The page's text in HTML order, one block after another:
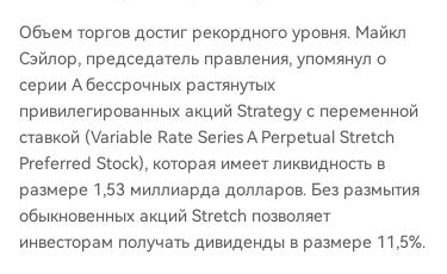
Объем торгов достиг рекордного уровня. Майкл
Сэйлор, председатель правления, упомянул о
серии A бессрочных растянутых
привилегированных акций Strategy с переменной
ставкой (Variable Rate Series A Perpetual Stretch
Preferred Stock), которая имеет ликвидность в
размере 1,53 миллиарда долларов. Без размытия
обыкновенных акций Stretch позволяет
инвесторам получать дивиденды в размере 11,5%.